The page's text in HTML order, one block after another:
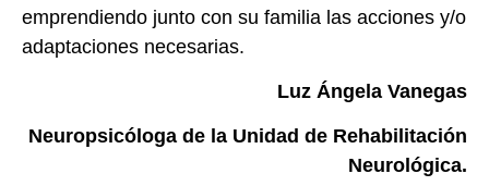
emprendiendo junto con su familia las acciones y/o
adaptaciones necesarias.
Luz Ángela Vanegas
Neuropsicóloga de la Unidad de Rehabilitación
Neurológica.